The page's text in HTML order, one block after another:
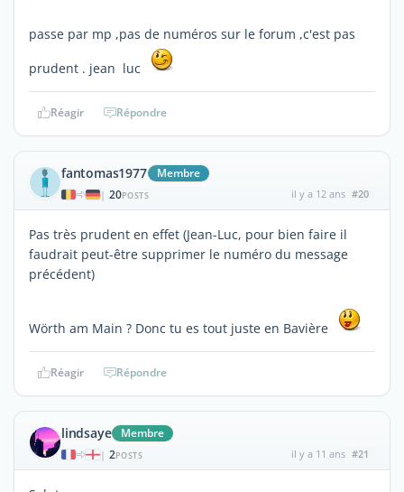
passe par mp ,pas de numéros sur le forum ,c'est pas
prudent . jean luc
Réagir Répondre
fantomas1977 Membre
| 20POSTS il y a 12 ans #20
Pas très prudent en effet (Jean-Luc, pour bien faire il
faudrait peut-être supprimer le numéro du message
précédent)
Wörth am Main ? Donc tu es tout juste en Bavière
Réagir Répondre
lindsaye Membre
| 2POSTS il y a 11 ans #21